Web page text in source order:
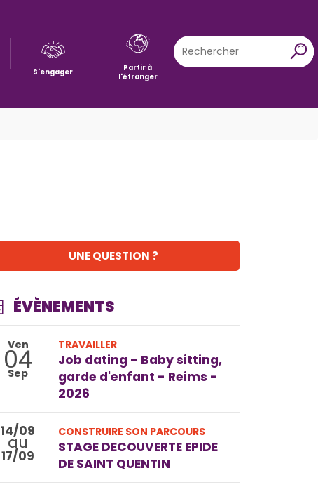
S'engager
Partir à
l'étranger
Rechercher
X
UNE QUESTION ?
ÉVÈNEMENTS
Ven
04
Sep
TRAVAILLER
Job dating - Baby sitting,
garde d'enfant - Reims -
2026
14/09
au
17/09
CONSTRUIRE SON PARCOURS
STAGE DECOUVERTE EPIDE
DE SAINT QUENTIN